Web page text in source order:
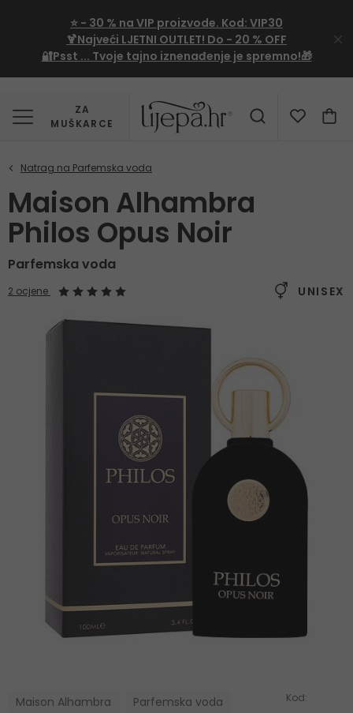
⭐ - 30 % na VIP proizvode. Kod: VIP30
🍹Najveći LJETNI OUTLET! Do - 20 % OFF
🔐Psst ... Tvoje tajno iznenađenje je spremno!🎁
ZA
MUŠKARCE
Maison Alhambra
Philos Opus Noir
Parfemska voda
UNISEX
2 ocjene
Maison Alhambra Parfemska voda Kod: